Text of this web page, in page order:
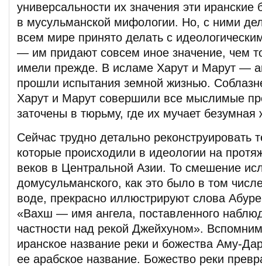
универсальности их значения эти иранские
в мусульманской мифологии. Но, с ними
всем мире принято делать с
— им придают совсем иное значение, чем
имели прежде. В исламе Харут и Марут —
прошли испытания земной жизнью.
Харут и Марут совершили все мыслимые
заточены в тюрьму, где их мучает безумная
Сейчас трудно детально реконструировать
которые происходили в идеологии на
веков в Центральной Азии. То смешение
домусульманского, как это было в том
воде, прекрасно иллюстрируют слова
«Вахш — имя ангела, поставленного
частности над рекой Джейхуном».
иранское название реки и божества Аму-
ее арабское название. Божество реки